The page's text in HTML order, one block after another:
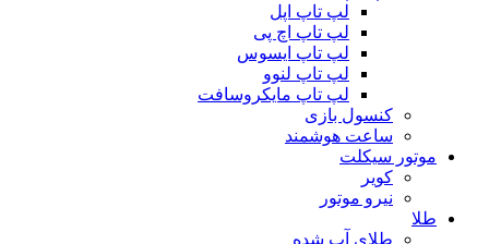
لپ تاپ اپل
لپ تاپ اچ پی
لپ تاپ ایسوس
لپ تاپ لنوو
لپ تاپ مایکروسافت
کنسول بازی
ساعت هوشمند
موتور سیکلت
کویر
نیرو موتور
طلا
طلای آب شده